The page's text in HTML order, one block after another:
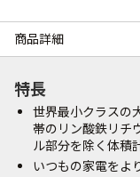
商品詳細
特長
世界最小クラスの
帯のリン酸鉄リチ
ル部分を除く体積
いつもの家電をよ